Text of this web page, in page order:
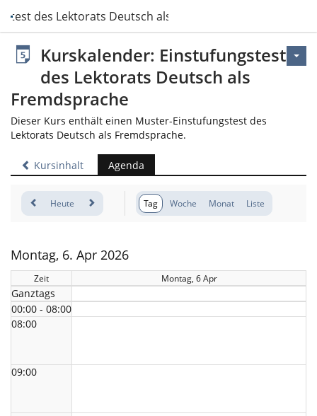
des Lektorats Deutsch als Fremdsprache
Kurskalender: Einstufungstest
des Lektorats Deutsch als
Fremdsprache
Dieser Kurs enthält einen Muster-Einstufungstest des
Lektorats Deutsch als Fremdsprache.
Kursinhalt Agenda
Heute Tag Woche Monat Liste
Montag, 6. Apr 2026
Zeit Montag, 6 Apr
Ganztags
00:00 - 08:00
08:00
09:00